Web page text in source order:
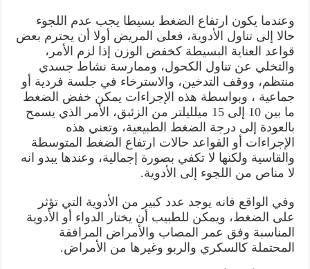
وعندما يكون ارتفاع الضغط بسيطا يجب عدم اللجوء
حالا إلى تناول الأدوية، فعلى المريض أولا أن يحترم بعض
قواعد العناية البسيطة كخفض الوزن إذا لزم الأمر،
والتخلي عن تناول الكحول، وممارسة نشاط جسدي
منتظم، ووقف التدخين، والاسترخاء في جلسة فردية أو
جماعية ، وبواسطة هذه الإجراءات يمكن خفض الضغط
ما بين 10 إلى 15 ميلليلتر من الزئبق، الأمر الذي يسمح
بالعودة إلى درجة الضغط الطبيعية، وتعني هذه
الإجراءات أو القواعد حالات ارتفاع الضغط المتوسطة
والقاسية ولكنها لا تكفي بصورة إجمالية، وعندها يبدو انه
لا مناص من اللجوء إلى الأدوية.
وفي الواقع فانه يوجد عدد كبير من الأدوية التي تؤثر
على الضغط، ويمكن للطبيب أن يختار الدواء أو الأدوية
المناسبة وفق عمر المصاب والأمراض المرافقة
المحتملة كالسكري والربو وغيرها من الأمراض.